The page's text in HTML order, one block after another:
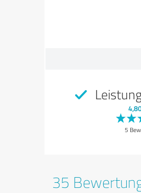
5
35